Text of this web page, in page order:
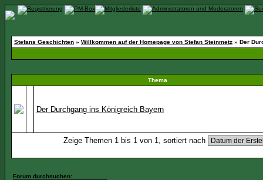
Stefans Geschichten » Willkommen auf der Homepage von Stefan Steinmetz » Der
Thema
Der Durchgang ins Königreich Bayern
Zeige Themen 1 bis 1 von 1, sortiert nach
Forum durchsuchen: